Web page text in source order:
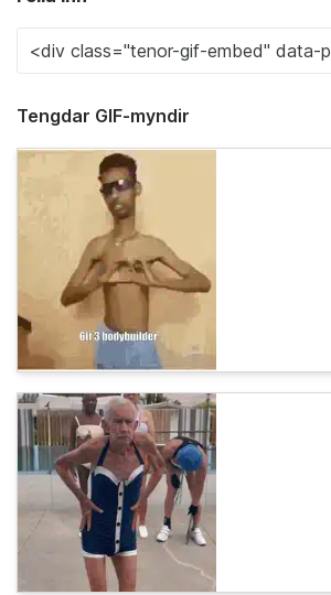
Tengdar GIF-myndir